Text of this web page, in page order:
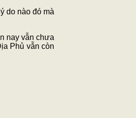
do nào đó mà
nay vẫn chưa
Phủ vẫn còn